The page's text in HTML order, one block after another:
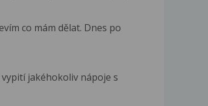
co mám dělat. Dnes po
jakéhokoliv nápoje s